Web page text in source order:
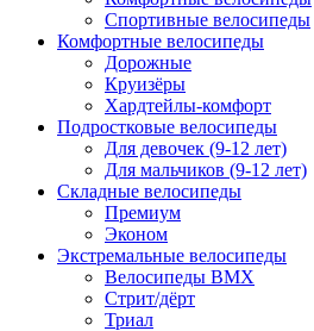
Спортивные велосипеды
Комфортные велосипеды
Дорожные
Круизёры
Хардтейлы-комфорт
Подростковые велосипеды
Для девочек (9-12 лет)
Для мальчиков (9-12 лет)
Складные велосипеды
Премиум
Эконом
Экстремальные велосипеды
Велосипеды BMX
Стрит/дёрт
Триал